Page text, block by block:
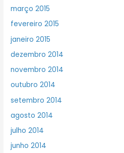
março 2015
fevereiro 2015
janeiro 2015
dezembro 2014
novembro 2014
outubro 2014
setembro 2014
agosto 2014
julho 2014
junho 2014